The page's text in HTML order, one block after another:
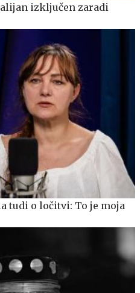
izključen zaradi
tudi o ločitvi: To je moja